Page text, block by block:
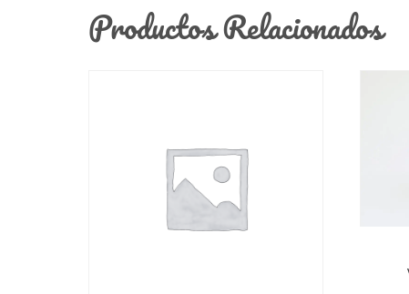
Productos Relacionados